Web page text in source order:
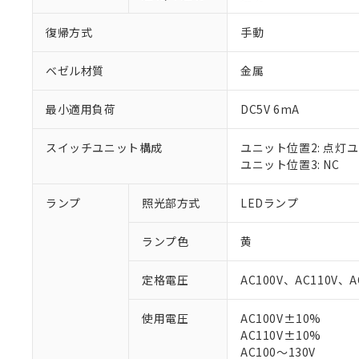
復帰方式 手動
ベゼル材質 金属
最小適用負荷 DC5V 6mA
スイッチユニット構成
ユニット位置2: 点灯
ユニット位置3: NC
ランプ 照光部方式 LEDランプ
ランプ色 黄
定格電圧 AC100V、AC110V、
使用電圧
AC100V±10%
AC110V±10%
AC100～130V
ご利用条件
※1 対応状況
対応済み：EU
対応予定：EU
対応予定なし：
調査・確認中：
非該当品：ライセ
仕入先様の事情に
※1 中国